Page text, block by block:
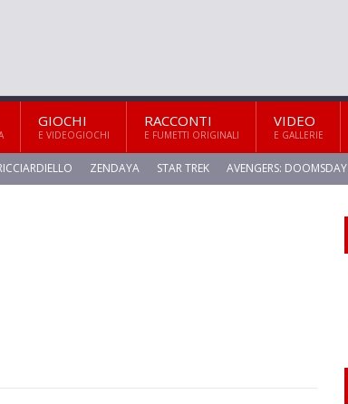
GIOCHI
E VIDEOGIOCHI
RACCONTI
E FUMETTI ORIGINALI
VIDEO
E GALLERIE
ZENDAYA STAR TREK AVENGERS: DOOMSDAY